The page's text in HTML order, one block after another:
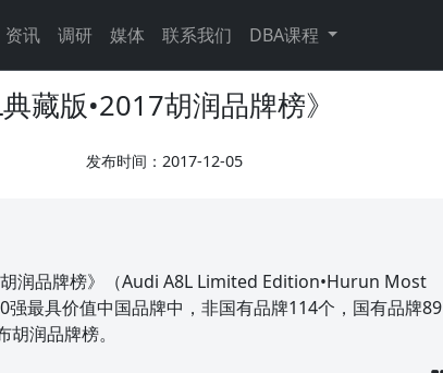
资讯 调研 媒体 联系我们 DBA课程
藏版•2017胡润品牌榜》
发布时间：2017-12-05
润品牌榜》（Audi A8L Limited Edition•Hurun Most
最具价值中国品牌中，非国有品牌114个，国有品牌89
润品牌榜。